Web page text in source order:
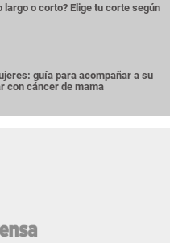
largo o corto? Elige tu corte según
guía para acompañar a su
con cáncer de mama